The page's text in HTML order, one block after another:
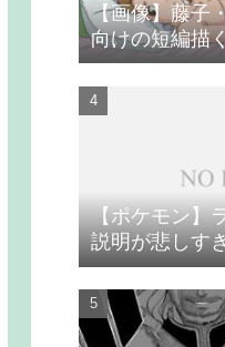
【画像】藤子
向けの短編描
無理やり抱か
よ」
【ポケモン】
説明が悲しす